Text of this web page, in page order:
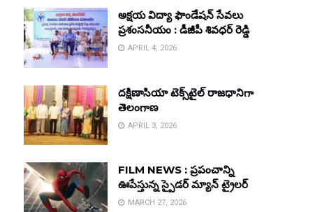
అక్షయ విద్యా ఫౌండేషన్ సేవలు
ప్రశంసనీయం : డీజీపీ శివధర్ రెడ్డి
APRIL 4, 2026
దక్షిణాసియా టెక్స్‌టైల్ రాజధానిగా
తెలంగాణ
APRIL 3, 2026
FILM NEWS : ప్రపంచాన్ని
ఊపేస్తున్న స్పైడర్ మ్యాన్ ట్రైలర్
MARCH 27, 2026